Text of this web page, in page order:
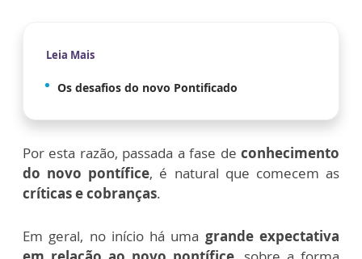
Leia Mais
Os desafios do novo Pontificado
Por esta razão, passada a fase de conhecimento
do novo pontífice, é natural que comecem as
críticas e cobranças.
Em geral, no início há uma grande expectativa